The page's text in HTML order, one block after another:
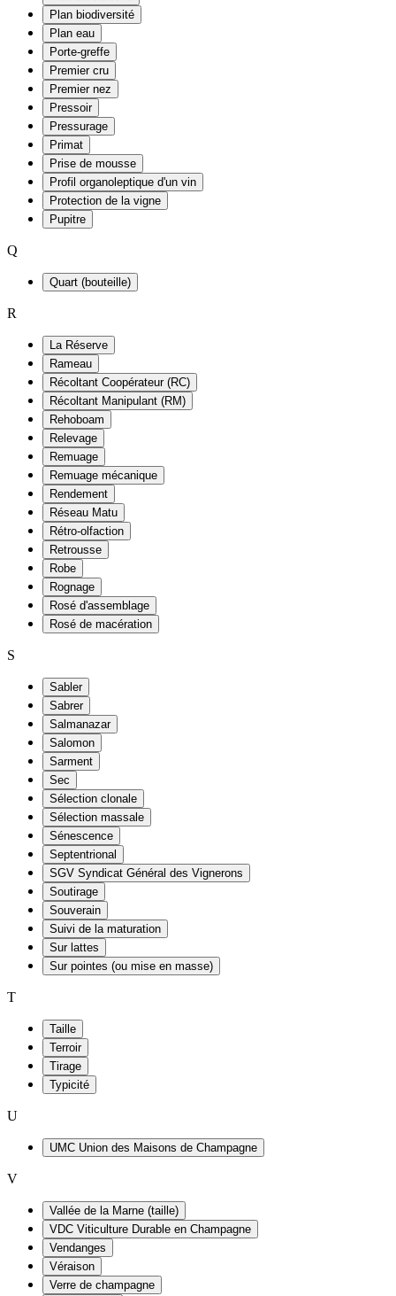
Plan biodiversité
Plan eau
Porte-greffe
Premier cru
Premier nez
Pressoir
Pressurage
Primat
Prise de mousse
Profil organoleptique d'un vin
Protection de la vigne
Pupitre
Q
Quart (bouteille)
R
La Réserve
Rameau
Récoltant Coopérateur (RC)
Récoltant Manipulant (RM)
Rehoboam
Relevage
Remuage
Remuage mécanique
Rendement
Réseau Matu
Rétro-olfaction
Retrousse
Robe
Rognage
Rosé d'assemblage
Rosé de macération
S
Sabler
Sabrer
Salmanazar
Salomon
Sarment
Sec
Sélection clonale
Sélection massale
Sénescence
Septentrional
SGV Syndicat Général des Vignerons
Soutirage
Souverain
Suivi de la maturation
Sur lattes
Sur pointes (ou mise en masse)
T
Taille
Terroir
Tirage
Typicité
U
UMC Union des Maisons de Champagne
V
Vallée de la Marne (taille)
VDC Viticulture Durable en Champagne
Vendanges
Véraison
Verre de champagne